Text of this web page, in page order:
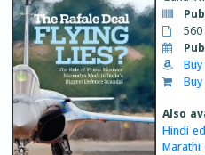
Also
Hindi
Marathi